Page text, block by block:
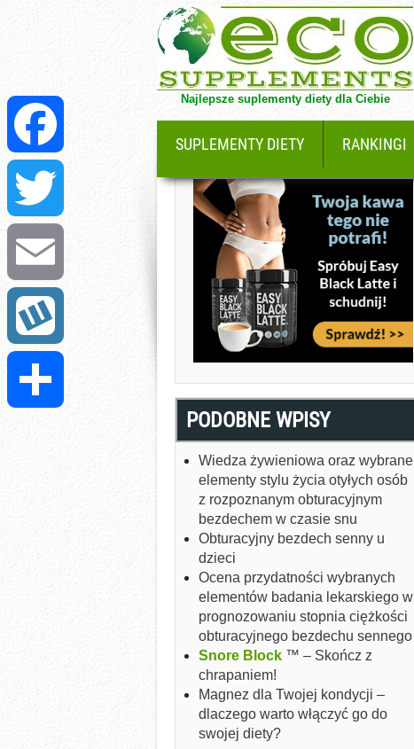
Najlepsze suplementy diety dla Ciebie
SUPLEMENTY DIETY RANKINGI
PODOBNE WPISY
Wiedza żywieniowa oraz wybrane
elementy stylu życia otyłych osób
z rozpoznanym obturacyjnym
bezdechem w czasie snu
Obturacyjny bezdech senny u
dzieci
Ocena przydatności wybranych
elementów badania lekarskiego w
prognozowaniu stopnia ciężkości
obturacyjnego bezdechu sennego
Snore Block ™ – Skończ z
chrapaniem!
Magnez dla Twojej kondycji –
dlaczego warto włączyć go do
swojej diety?
Facebook
Twitter
Email